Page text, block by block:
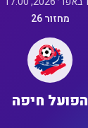
מחזור 26
הפועל חיפה